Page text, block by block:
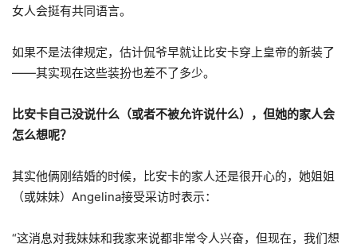
女人会挺有共同语言。
如果不是法律规定，估计侃爷早就让比安卡穿上皇帝的新装了
——其实现在这些装扮也差不了多少。
比安卡自己没说什么（或者不被允许说什么），但她的家人会
怎么想呢？
其实他俩刚结婚的时候，比安卡的家人还是很开心的，她姐姐
（或妹妹）Angelina接受采访时表示：
“这消息对我妹妹和我家来说都非常令人兴奋，但现在，我们想